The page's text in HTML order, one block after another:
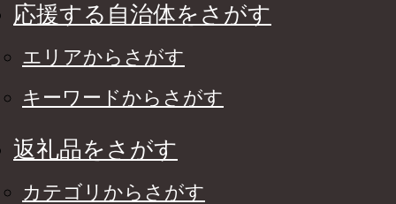
応援する自治体をさがす
エリアからさがす
キーワードからさがす
返礼品をさがす
カテゴリからさがす